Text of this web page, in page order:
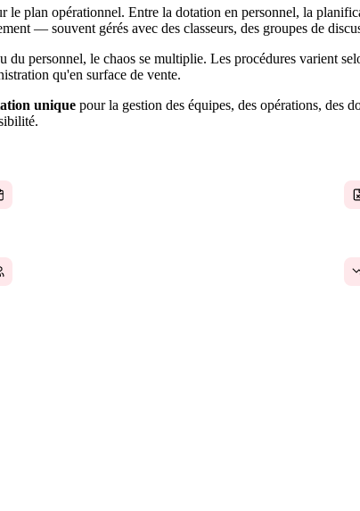
plan opérationnel. Entre la dotation en personnel, la
— souvent gérés avec des classeurs, des groupes de
personnel, le chaos se multiplie. Les procédures varient
qu'en surface de vente.
unique pour la gestion des équipes, des opérations,